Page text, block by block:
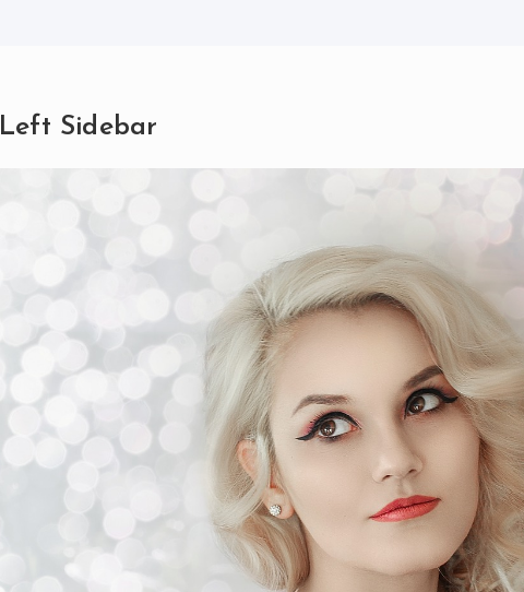
Left Sidebar